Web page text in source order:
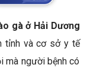
gà ở Hải Dương
tỉnh và cơ sở y tế
mà người bệnh có